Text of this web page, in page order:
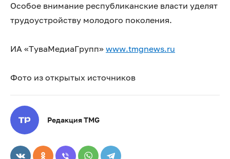
Особое внимание республиканские власти уделят
трудоустройству молодого поколения.
ИА «ТуваМедиаГрупп» www.tmgnews.ru
Фото из открытых источников
Редакция TMG